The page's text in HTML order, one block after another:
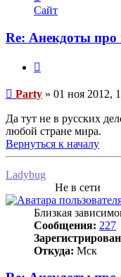
информация
пользователя
Сайт
Re: Анекдоты про
Сообщение
Party » 01 ноя 2012,
Да тут не в русских
любой стране мира.
Вернуться к началу
Ladybug
Не в сети
Близкая
Сообщения: 227
Откуда: Мск